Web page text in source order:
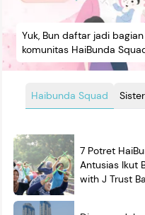
Nama Bayi
Haibunda Squad
Yuk, Bun daftar jadi
komunitas HaiBunda
7 Potret
Antusias Ikut
with J Trust